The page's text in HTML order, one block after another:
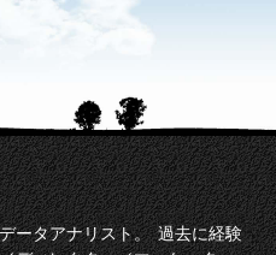
ータアナリスト。 過去に経験